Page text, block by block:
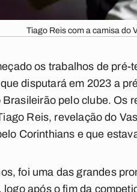
Tiago Reis com a camisa do
os trabalhos de
disputará em 2023 a
pelo clube. Os
Reis, revelação do
Corinthians e que
foi uma das grandes
logo após o fim da